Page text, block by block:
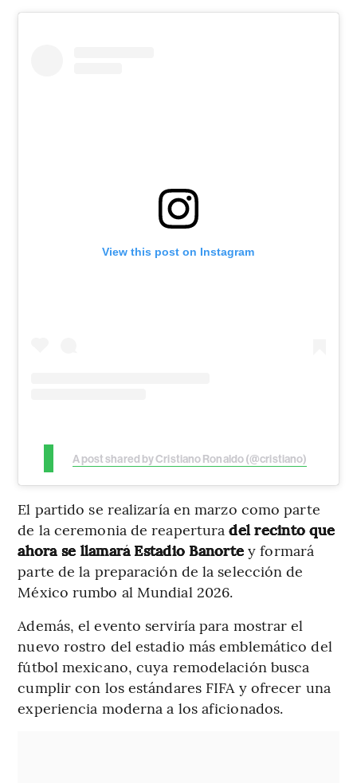
View this post on Instagram
A post shared by Cristiano Ronaldo (@cristiano)
El partido se realizaría en marzo como parte
de la ceremonia de reaperturadel recinto que
ahora se llamará Estadio Banorte y formará
parte de la preparación de la selección de
México rumbo al Mundial 2026.
Además, el evento serviría para mostrar el
nuevo rostro del estadio más emblemático del
fútbol mexicano, cuya remodelación busca
cumplir con los estándares FIFA y ofrecer una
experiencia moderna a los aficionados.